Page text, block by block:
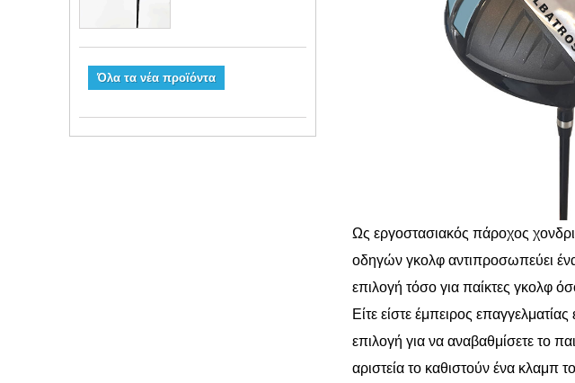
Όλα τα νέα προϊόντα
Ως εργοστασιακός πάροχος
οδηγών γκολφ αντιπροσωπεύει
επιλογή τόσο για παίκτες γκολφ
Είτε είστε έμπειρος
επιλογή για να αναβαθμίσετε το
αριστεία το καθιστούν ένα κλαμπ